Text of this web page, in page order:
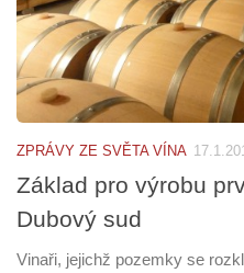
ZPRÁVY ZE SVĚTA VÍNA
Základ pro výrobu
Dubový sud
Vinaři, jejichž pozemky se